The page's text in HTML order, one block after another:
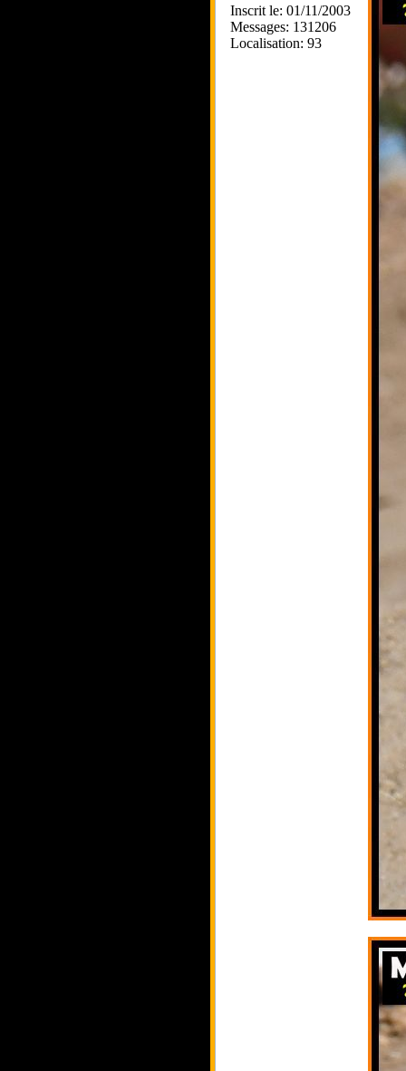
Inscrit le: 01/11/2003
Messages: 131206
Localisation: 93